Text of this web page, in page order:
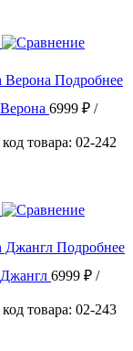
Подробнее
6999 ₽ /
код товара: 02-242
Подробнее
6999 ₽ /
код товара: 02-243